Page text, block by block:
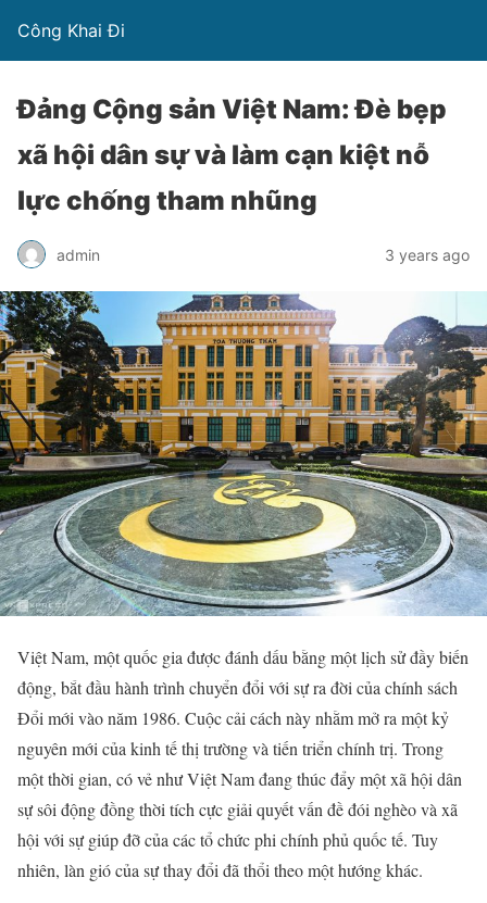
Công Khai Đi
Đảng Cộng sản Việt Nam: Đè bẹp
xã hội dân sự và làm cạn kiệt nỗ
lực chống tham nhũng
admin 3 years ago
Việt Nam, một quốc gia được đánh dấu bằng một lịch sử đầy biến
động, bắt đầu hành trình chuyển đổi với sự ra đời của chính sách
Đổi mới vào năm 1986. Cuộc cải cách này nhằm mở ra một kỷ
nguyên mới của kinh tế thị trường và tiến triển chính trị. Trong
một thời gian, có vẻ như Việt Nam đang thúc đẩy một xã hội dân
sự sôi động đồng thời tích cực giải quyết vấn đề đói nghèo và xã
hội với sự giúp đỡ của các tổ chức phi chính phủ quốc tế. Tuy
nhiên, làn gió của sự thay đổi đã thổi theo một hướng khác.